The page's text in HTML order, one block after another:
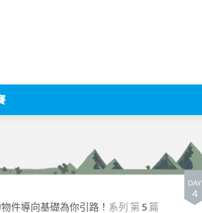
DAY
4
件導向基礎為你引路！ 系列 第 5 篇